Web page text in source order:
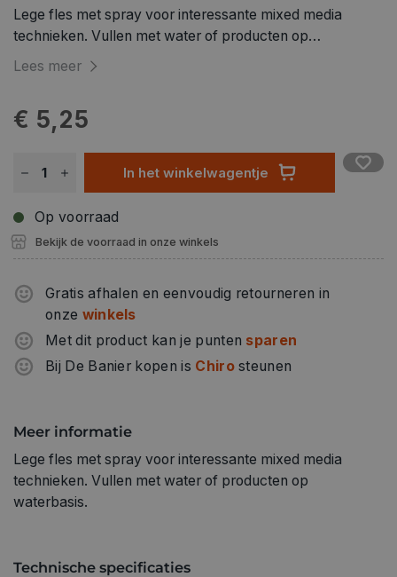
Lege fles met spray voor interessante mixed media
technieken. Vullen met water of producten op
waterbasis.
Lees meer
€ 5,25
In het winkelwagentje
Op voorraad
Bekijk de voorraad in onze winkels
Gratis afhalen en eenvoudig retourneren in
onze winkels
Met dit product kan je punten sparen
Bij De Banier kopen is Chirosteunen
Meer informatie
Lege fles met spray voor interessante mixed media
technieken. Vullen met water of producten op
waterbasis.
Technische specificaties